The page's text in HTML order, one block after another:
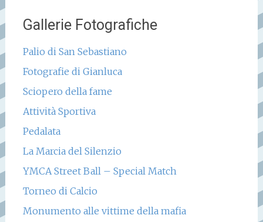
Gallerie Fotografiche
Palio di San Sebastiano
Fotografie di Gianluca
Sciopero della fame
Attività Sportiva
Pedalata
La Marcia del Silenzio
YMCA Street Ball – Special Match
Torneo di Calcio
Monumento alle vittime della mafia